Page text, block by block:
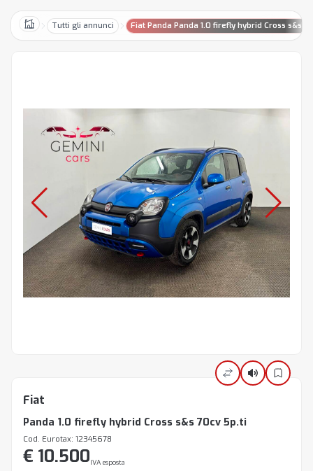
HomeTutti gli annunci Fiat Panda Panda 1.0 firefly hybrid Cross s&s
Fiat
Panda 1.0 firefly hybrid Cross s&s 70cv 5p.ti
Cod. Eurotax: 12345678
€ 10.500IVA esposta